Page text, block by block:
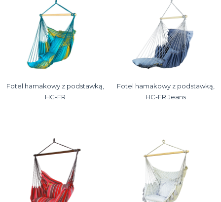
Fotel hamakowy z podstawką,
HC-FR
Fotel hamakowy z podstawką,
HC-FR Jeans